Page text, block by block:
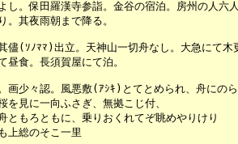
保田羅漢寺参詣。金谷の宿泊。房州の人六
夜雨朝まで降る。
ﾉﾏﾏ)出立。天神山一切舟なし。大急にて木
。長須賀屋にて泊。
々認。風悪敷(ｱｼｷ)とてとめられ、舟にのら
に一向ふさぎ、無拠こじ付、
ともに、乗りおくれてぞ眺めやりけり
のそこ一里